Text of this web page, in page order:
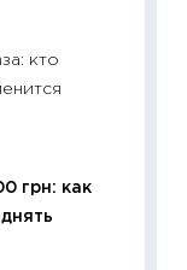
кто
грн: как